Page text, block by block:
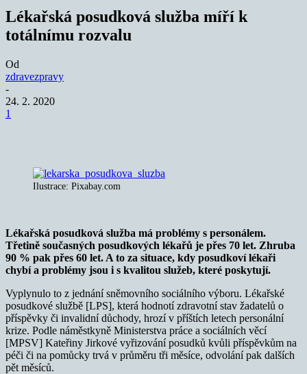
Lékařská posudková služba míří k
totálnímu rozvalu
Od
zdravezpravy
-
24. 2. 2020
1
Ilustrace: Pixabay.com
Lékařská posudková služba má problémy s personálem.
Třetině současných posudkových lékařů je přes 70 let. Zhruba
90 % pak přes 60 let. A to za situace, kdy posudkoví lékaři
chybí a problémy jsou i s kvalitou služeb, které poskytují.
Vyplynulo to z jednání sněmovního sociálního výboru. Lékařské
posudkové službě [LPS], která hodnotí zdravotní stav žadatelů o
příspěvky či invalidní důchody, hrozí v příštích letech personální
krize. Podle náměstkyně Ministerstva práce a sociálních věcí
[MPSV] Kateřiny Jirkové vyřizování posudků kvůli příspěvkům na
péči či na pomůcky trvá v průměru tři měsíce, odvolání pak dalších
pět měsíců.